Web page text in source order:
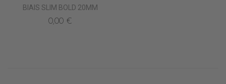
BIAIS SLIM BOLD 20MM
0,00 €